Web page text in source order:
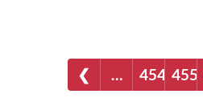
❮ … 454 455